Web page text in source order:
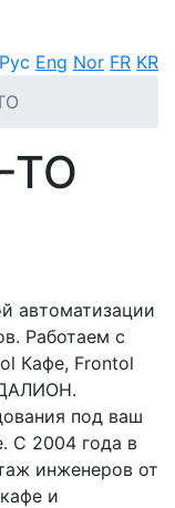
Рус Eng Nor FR KR
ТО
автоматизации
Работаем с
Кафе, Frontol
под ваш
С 2004 года в
инженеров от
и